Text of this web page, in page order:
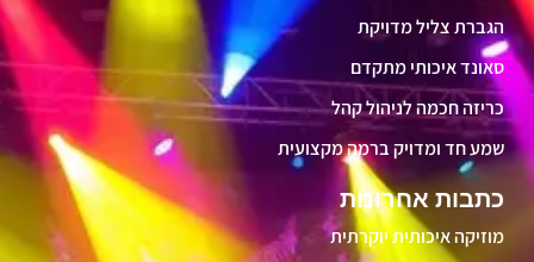
כתבות אחרונות
מוזיקה איכותית יוקרתית
הגברת צליל מדויקת
סאונד איכותי מתקדם
כריזה חכמה לניהול קהל
שמע חד ומדויק ברמה מקצועית